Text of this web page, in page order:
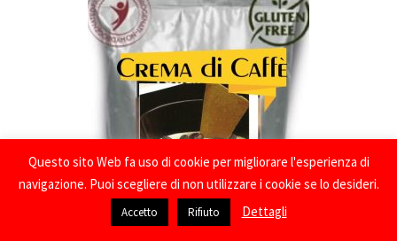
Questo sito Web fa uso di cookie per migliorare l'esperienza di
navigazione. Puoi scegliere di non utilizzare i cookie se lo desideri.
Accetto Rifiuto Dettagli